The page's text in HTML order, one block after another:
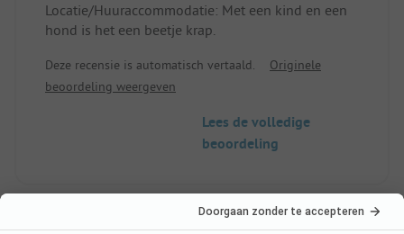
ook een groot voordeel.
Locatie/Huuraccommodatie: Erg praktisch en
schoon.
Locatie/Huuraccommodatie: Met een kind en een
hond is het een beetje krap.
Deze recensie is automatisch vertaald.
Originele
beoordeling weergeven
Lees de volledige
beoordeling